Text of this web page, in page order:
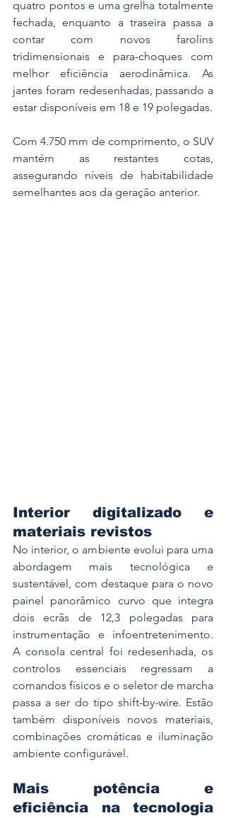
quatro pontos e uma grelha totalmente
fechada, enquanto a traseira passa a
contar com novos farolins
tridimensionais e para-choques com
melhor eficiência aerodinâmica. As
jantes foram redesenhadas, passando a
estar disponíveis em 18 e 19 polegadas.
Com 4.750 mm de comprimento, o SUV
mantém as restantes cotas,
assegurando níveis de habitabilidade
semelhantes aos da geração anterior.
Interior digitalizado e
materiais revistos
No interior, o ambiente evolui para uma
abordagem mais tecnológica e
sustentável, com destaque para o novo
painel panorâmico curvo que integra
dois ecrãs de 12,3 polegadas para
instrumentação e infoentretenimento.
A consola central foi redesenhada, os
controlos essenciais regressam a
comandos físicos e o seletor de marcha
passa a ser do tipo shift-by-wire. Estão
também disponíveis novos materiais,
combinações cromáticas e iluminação
ambiente configurável.
Mais potência e
eficiência na tecnologia